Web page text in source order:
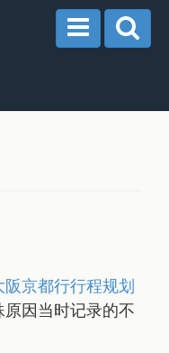
阪京都行行程规划
原因当时记录的不